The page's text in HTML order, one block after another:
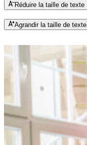
Réduire la taille de texte
Agrandir la taille de texte